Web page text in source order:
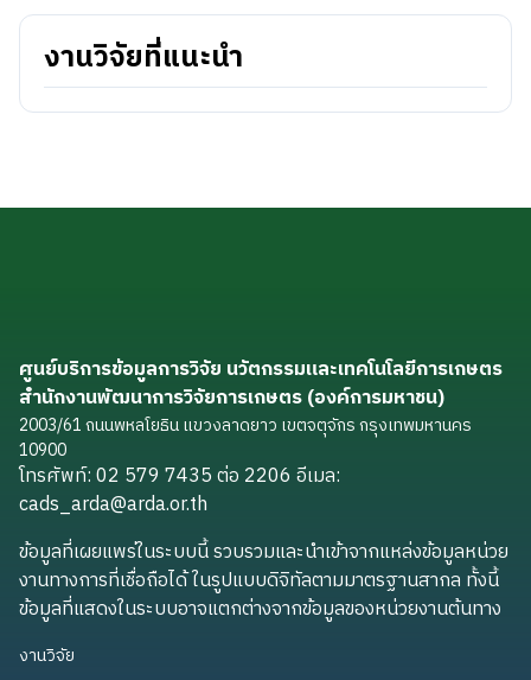
งานวิจัยที่แนะนำ
ศูนย์บริการข้อมูลการวิจัย นวัตกรรมและเทคโนโลยีการเกษตร
สำนักงานพัฒนาการวิจัยการเกษตร (องค์การมหาชน)
2003/61 ถนนพหลโยธิน แขวงลาดยาว เขตจตุจักร กรุงเทพมหานคร
10900
โทรศัพท์: 02 579 7435 ต่อ 2206 อีเมล:
cads_arda@arda.or.th
ข้อมูลที่เผยแพร่ในระบบนี้ รวบรวมและนำเข้าจากแหล่งข้อมูลหน่วย
งานทางการที่เชื่อถือได้ ในรูปแบบดิจิทัลตามมาตรฐานสากล ทั้งนี้
ข้อมูลที่แสดงในระบบอาจแตกต่างจากข้อมูลของหน่วยงานต้นทาง
งานวิจัย